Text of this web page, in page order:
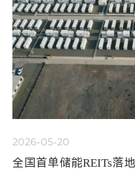
2026-05-20
全国首单储能REITs落